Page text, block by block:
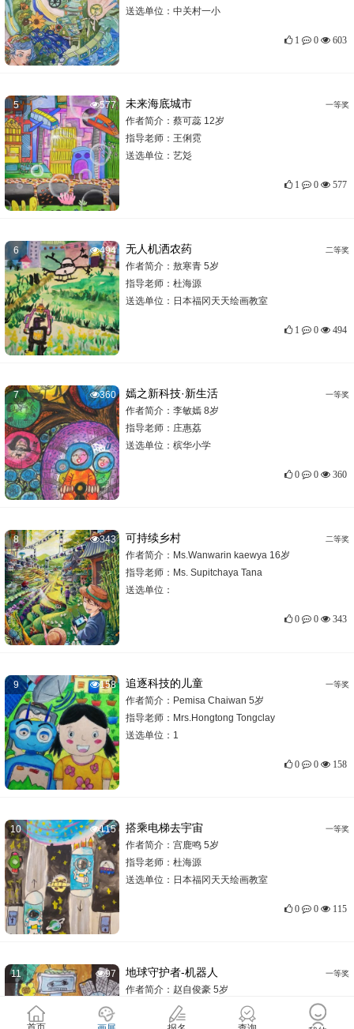
送选单位：中关村一小
1 0 603
5 577 未来海底城市 一等奖
作者简介：蔡可蕊 12岁
指导老师： 王俐霓
送选单位：艺彣
1 0 577
6 494 无人机洒农药 二等奖
作者简介：敖寒青 5岁
指导老师：杜海源
送选单位： 日本福冈天天绘画教室
1 0 494
7 360 嫣之新科技·新生活 一等奖
作者简介：李敏嫣 8岁
指导老师： 庄惠荔
送选单位：槟华小学
0 0 360
8 343 可持续乡村 二等奖
作者简介：Ms.Wanwarin kaewya 16岁
指导老师： Ms. Supitchaya Tana
送选单位：
0 0 343
9 158 追逐科技的儿童 一等奖
作者简介：Pemisa Chaiwan 5岁
指导老师： Mrs.Hongtong Tongclay
送选单位： 1
0 0 158
10 115 搭乘电梯去宇宙 一等奖
作者简介：宫鹿鸣 5岁
指导老师：杜海源
送选单位： 日本福冈天天绘画教室
0 0 115
11 97 地球守护者-机器人 一等奖
作者简介：赵自俊豪 5岁
杜海源
送选单位：日本福冈天天绘画教室